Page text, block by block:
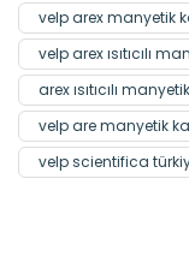
velp arex manyetik
velp arex ısıtıcılı
arex ısıtıcılı manyetik
velp are manyetik
velp scientifica